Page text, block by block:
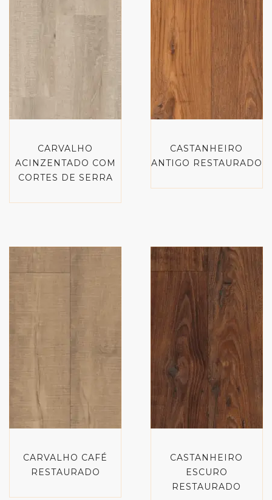
CARVALHO
ACINZENTADO COM
CORTES DE SERRA
CASTANHEIRO
ANTIGO RESTAURADO
CARVALHO CAFÉ
RESTAURADO
CASTANHEIRO
ESCURO
RESTAURADO